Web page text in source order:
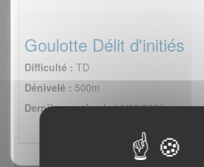
Goulotte Délit d'initiés
Difficulté : TD
Dénivelé : 500m
Dernière sortie :le 10/03/2022